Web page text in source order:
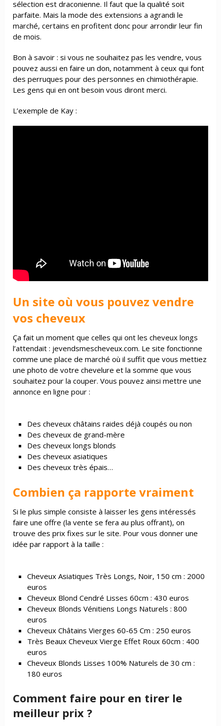
sélection est draconienne. Il faut que la qualité soit
parfaite. Mais la mode des extensions a agrandi le
marché, certains en profitent donc pour arrondir leur fin
de mois.
Bon à savoir : si vous ne souhaitez pas les vendre, vous
pouvez aussi en faire un don, notamment à ceux qui font
des perruques pour des personnes en chimiothérapie.
Les gens qui en ont besoin vous diront merci.
L’exemple de Kay :
Un site où vous pouvez vendre
vos cheveux
Ça fait un moment que celles qui ont les cheveux longs
l’attendait : jevendsmescheveux.com. Le site fonctionne
comme une place de marché où il suffit que vous mettiez
une photo de votre chevelure et la somme que vous
souhaitez pour la couper. Vous pouvez ainsi mettre une
annonce en ligne pour :
Des cheveux châtains raides déjà coupés ou non
Des cheveux de grand-mère
Des cheveux longs blonds
Des cheveux asiatiques
Des cheveux très épais…
Combien ça rapporte vraiment
Si le plus simple consiste à laisser les gens intéressés
faire une offre (la vente se fera au plus offrant), on
trouve des prix fixes sur le site. Pour vous donner une
idée par rapport à la taille :
Cheveux Asiatiques Très Longs, Noir, 150 cm : 2000
euros
Cheveux Blond Cendré Lisses 60cm : 430 euros
Cheveux Blonds Vénitiens Longs Naturels : 800
euros
Cheveux Châtains Vierges 60-65 Cm : 250 euros
Très Beaux Cheveux Vierge Effet Roux 60cm : 400
euros
Cheveux Blonds Lisses 100% Naturels de 30 cm :
180 euros
Comment faire pour en tirer le
meilleur prix ?